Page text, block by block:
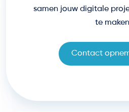
samen jouw digitale
te
Contact